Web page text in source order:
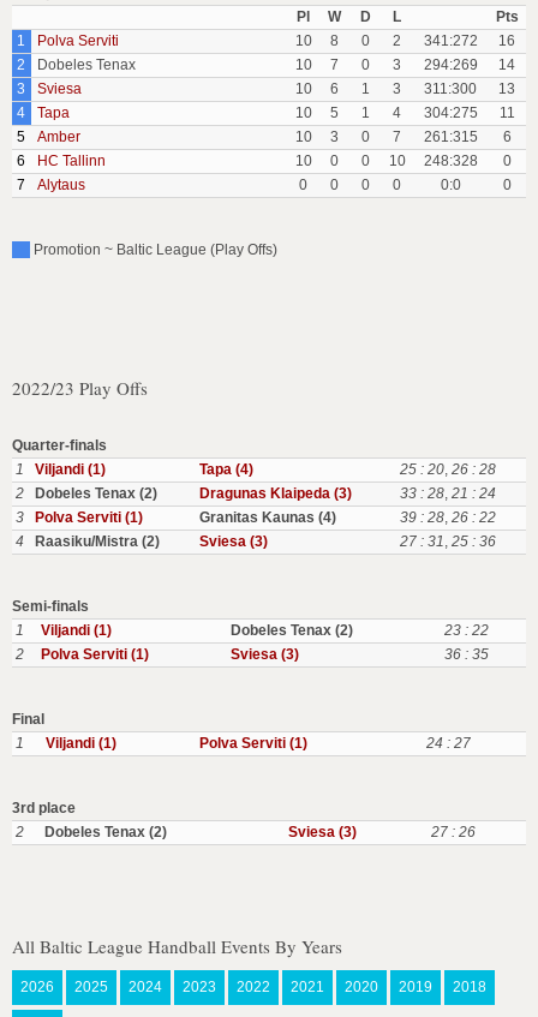
Pl
W D L
Pts
1
Polva Serviti 10 8 0 2 341:272
16
2
Dobeles Tenax 10 7 0 3 294:269
14
3
Sviesa 10 6 1 3 311:300
13
4
Tapa 10 5 1 4 304:275
11
5
Amber 10 3 0 7 261:315
6
6
HC Tallinn 10 0 0 10 248:328
0
7
Alytaus 0 0 0 0 0:0 0
Promotion ~ Baltic League (Play Offs)
2022/23 Play Offs
Quarter-finals
1
Viljandi (1) Tapa (4) 25 : 20, 26 : 28
2
Dobeles Tenax (2) Dragunas Klaipeda (3) 33 : 28, 21 : 24
3
Polva Serviti (1) Granitas Kaunas (4) 39 : 28, 26 : 22
4
Raasiku/Mistra (2) Sviesa (3) 27 : 31, 25 : 36
Semi-finals
1
Viljandi (1) Dobeles Tenax (2)
23 : 22
2
Polva Serviti (1) Sviesa (3) 36 : 35
Final
1
Viljandi (1) Polva Serviti (1) 24 : 27
3rd place
2
Dobeles Tenax (2) Sviesa (3) 27 : 26
All Baltic League Handball Events By Years
2026 2025 2024 2023 2022 2021 2020 2019 2018